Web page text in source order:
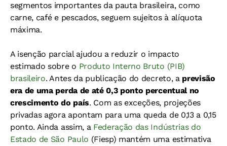
segmentos importantes da pauta brasileira, como
carne, café e pescados, seguem sujeitos à alíquota
máxima.
A isenção parcial ajudou a reduzir o impacto
estimado sobre o Produto Interno Bruto (PIB)
brasileiro. Antes da publicação do decreto, a previsão
era de uma perda de até 0,3 ponto percentual no
crescimento do país. Com as exceções, projeções
privadas agora apontam para uma queda de 0,13 a 0,15
ponto. Ainda assim, a Federação das Indústrias do
Estado de São Paulo (Fiesp) mantém uma estimativa